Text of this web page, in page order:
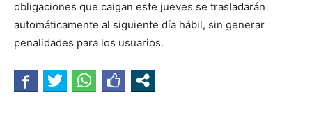
obligaciones que caigan este jueves se trasladarán
automáticamente al siguiente día hábil, sin generar
penalidades para los usuarios.